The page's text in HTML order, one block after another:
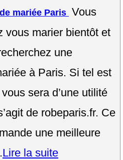
mariée Paris Vous
vous marier bientôt et
une
à Paris. Si tel est
sera d’une utilité
de robeparis.fr. Ce
une meilleure
Lire la suite